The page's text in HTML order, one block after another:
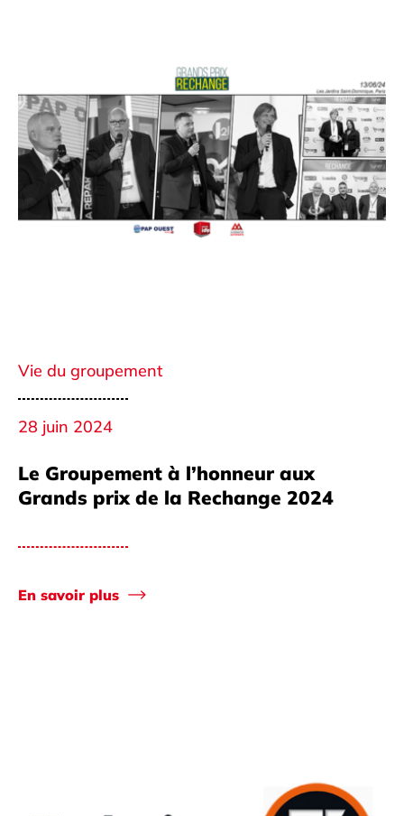
Vie du groupement
28 juin 2024
Le Groupement à l’honneur aux
Grands prix de la Rechange 2024
En savoir plus